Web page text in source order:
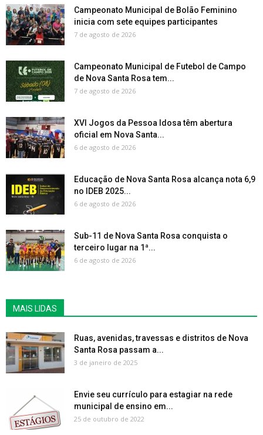
Campeonato Municipal de Bolão Feminino
inicia com sete equipes participantes
7 de agosto de 2026
Campeonato Municipal de Futebol de Campo
de Nova Santa Rosa tem...
7 de agosto de 2026
XVI Jogos da Pessoa Idosa têm abertura
oficial em Nova Santa...
6 de agosto de 2026
Educação de Nova Santa Rosa alcança nota 6,9
no IDEB 2025...
6 de agosto de 2026
Sub-11 de Nova Santa Rosa conquista o
terceiro lugar na 1ª...
6 de agosto de 2026
MAIS LIDAS
Ruas, avenidas, travessas e distritos de Nova
Santa Rosa passam a...
3 de janeiro de 2025
Envie seu currículo para estagiar na rede
municipal de ensino em...
25 de outubro de 2022